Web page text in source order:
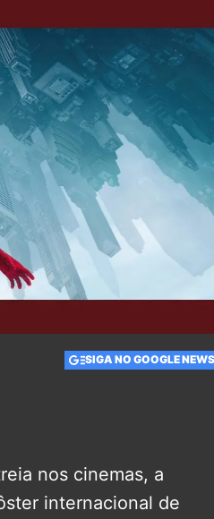
SIGA NO GOOGLE NEWS
nos cinemas, a
internacional de